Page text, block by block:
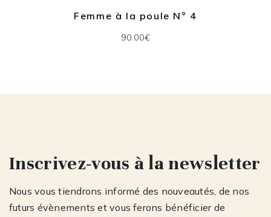
Femme à la poule N° 4
90.00€
Inscrivez-vous à la newsletter
Nous vous tiendrons informé des nouveautés, de nos
futurs évènements et vous ferons bénéficier de